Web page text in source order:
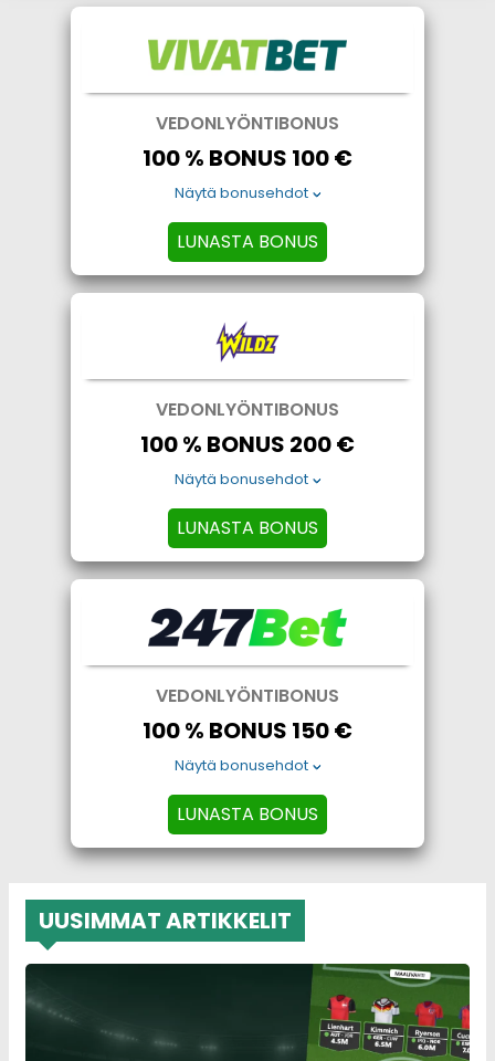
VEDONLYÖNTIBONUS
100 % BONUS 100 €
Näytä bonusehdot
LUNASTA BONUS
VEDONLYÖNTIBONUS
100 % BONUS 200 €
Näytä bonusehdot
LUNASTA BONUS
VEDONLYÖNTIBONUS
100 % BONUS 150 €
Näytä bonusehdot
LUNASTA BONUS
UUSIMMAT ARTIKKELIT